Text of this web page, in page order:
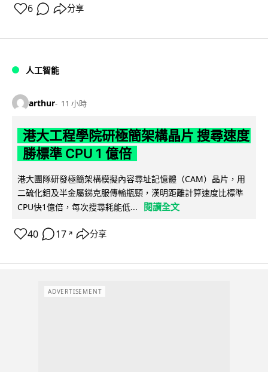
6 分享
人工智能
arthur 11 小時
港大工程學院研極簡架構晶片 搜尋速度
勝標準 CPU 1 億倍
港大團隊研發極簡架構模擬內容尋址記憶體（CAM）晶片，用
二硫化鉬及半金屬銻克服傳輸瓶頸，漢明距離計算速度比標準
CPU快1億倍，每次搜尋耗能低...
閱讀全文
40 17 ↗ 分享
ADVERTISEMENT